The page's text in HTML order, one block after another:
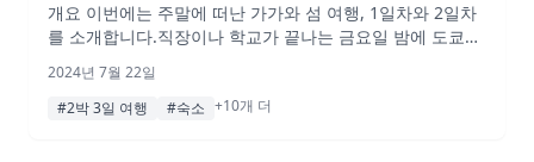
개요 이번에는 주말에 떠난 가가와 섬 여행, 1일차와 2일차
를 소개합니다.직장이나 학교가 끝나는 금요일 밤에 도쿄를
먼 곳이라고 생각했는데, 생각보다 쉽게 갈 수 있는 곳이에
요. 첫째 날은 거의 이동만 했기 때문에 둘째 날부터 관광을
2024년 7월 22일
#2박 3일 여행
#숙소 +10개 더